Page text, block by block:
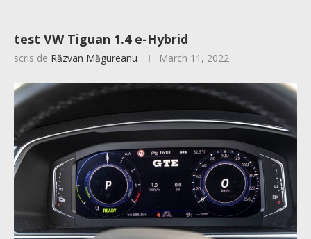
test VW Tiguan 1.4 e-Hybrid
scris de Răzvan Măgureanu March 11, 2022